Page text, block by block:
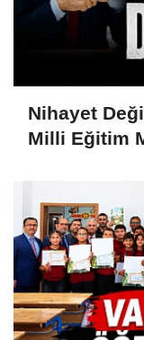
Nihayet
Milli Eğitim